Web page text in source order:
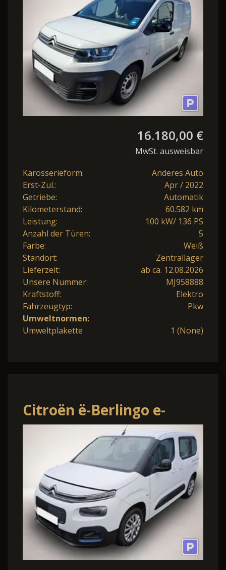
Charger Shz Navi
16.180,00 €
MwSt. ausweisbar
Karosserieform:
Anderes Auto
Erst-Zul.:
Apr / 2022
Getriebe:
Automatik
Kilometerstand:
60.582 km
Leistung:
100 kW/ 136 PS
Anzahl der Türen:
5
Farbe:
Weiß
Standort:
Zentrallager
Lieferzeit:
ab ca. 12.08.2026
Unsere Nummer:
MJ958888
Kraftstoff:
Elektro
Fahrzeugtyp:
Pkw
Umweltnormen:
Umweltplakette
1 (None)
Citroën ë-Berlingo e-
Berlingo Feel M 11kw
Charger PDC Tempomat